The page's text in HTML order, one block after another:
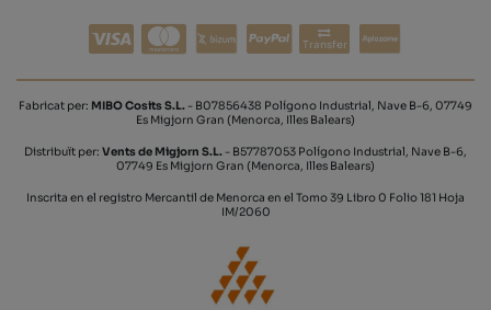
Transfer
Fabricat per: MIBO Cosits S.L. - B07856438 Polígono Industrial, Nave B-6, 07749
Es Migjorn Gran (Menorca, Illes Balears)
Distribuït per: Vents de Migjorn S.L. - B57787053 Polígono Industrial, Nave B-6,
07749 Es Migjorn Gran (Menorca, Illes Balears)
Inscrita en el registro Mercantil de Menorca en el Tomo 39 Libro 0 Folio 181 Hoja
IM/2060